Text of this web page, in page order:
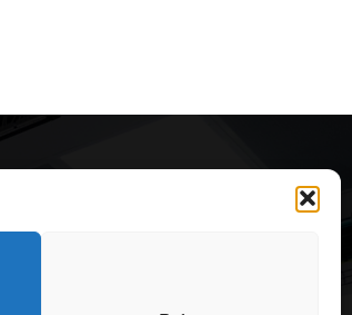
Cele mai impresionante cabane